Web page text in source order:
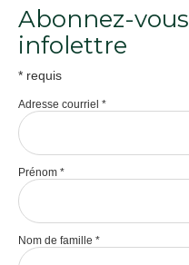
Abonnez-
infolettre
* requis
Adresse courriel *
Prénom *
Nom de famille *